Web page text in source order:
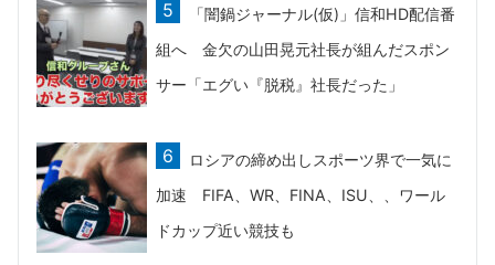
「闇鍋ジャーナル(仮)」信和HD配信番
組へ 金欠の山田晃元社長が組んだスポン
サー「エグい『脱税』社長だった」
ロシアの締め出しスポーツ界で一気に
加速 FIFA、WR、FINA、ISU、、ワール
ドカップ近い競技も